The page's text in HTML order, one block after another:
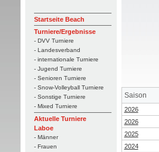
Startseite Beach
Turniere/Ergebnisse
- DVV Turniere
- Landesverband
- internationale Turniere
- Jugend Turniere
- Senioren Turniere
- Snow-Volleyball Turniere
- Sonstige Turniere
- Mixed Turniere
Aktuelle Turniere
Laboe
- Männer
- Frauen
Saison
2026
2026
2025
2024